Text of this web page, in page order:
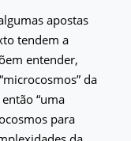
apostas
tendem a
entender,
da
“uma
para